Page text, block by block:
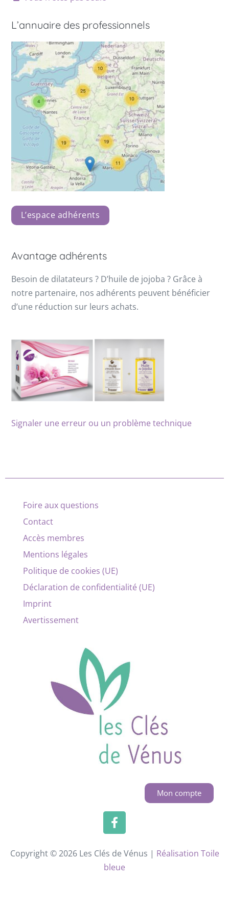
L’annuaire des professionnels
L’espace adhérents
Avantage adhérents
Besoin de dilatateurs ? D’huile de jojoba ? Grâce à
notre partenaire, nos adhérents peuvent bénéficier
d’une réduction sur leurs achats.
Signaler une erreur ou un problème technique
Foire aux questions
Contact
Accès membres
Mentions légales
Politique de cookies (UE)
Déclaration de confidentialité (UE)
Imprint
Avertissement
Mon compte
Copyright © 2026 Les Clés de Vénus | Réalisation Toile
bleue